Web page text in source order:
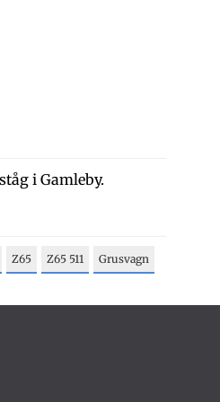
i Gamleby.
Z65 Z65 511 Grusvagn